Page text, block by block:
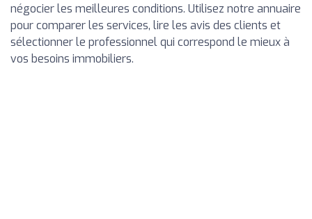
négocier les meilleures conditions. Utilisez notre annuaire
pour comparer les services, lire les avis des clients et
sélectionner le professionnel qui correspond le mieux à
vos besoins immobiliers.